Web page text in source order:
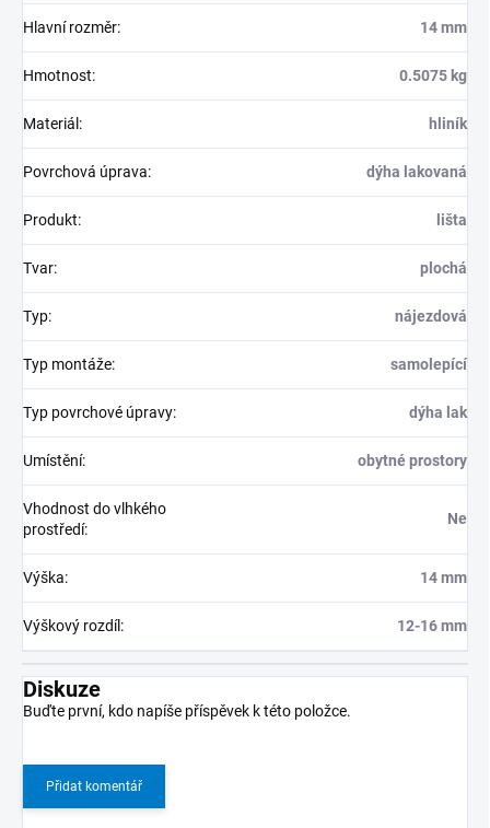
Hlavní rozměr: 14 mm
Hmotnost: 0.5075 kg
Materiál : hliník
Povrchová úprava: dýha lakovaná
Produkt: lišta
Tvar: plochá
Typ: nájezdová
Typ montáže: samolepící
Typ povrchové úpravy: dýha lak
Umístění: obytné prostory
Vhodnost do vlhkého
prostředí:
Ne
Výška: 14 mm
Výškový rozdíl: 12-16 mm
Diskuze
Buďte první, kdo napíše příspěvek k této položce.
Přidat komentář